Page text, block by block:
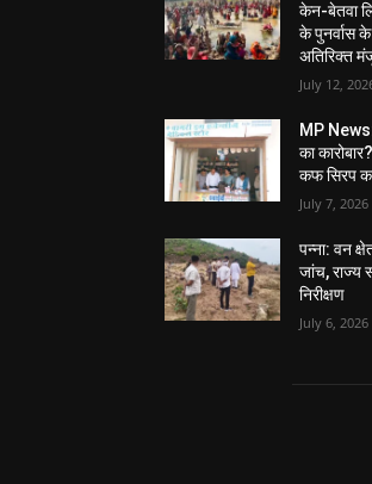
केन-बेतवा
के पुनर्वास
अतिरिक्त
July 12,
MP
का
कफ सिरप
July 7, 2026
पन्ना: वन
जांच, राज्य
निरीक्षण
July 6, 2026